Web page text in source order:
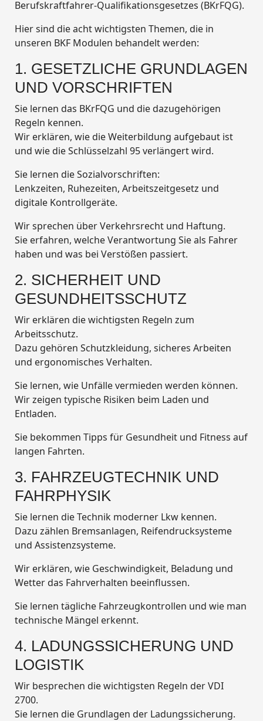
Berufskraftfahrer-Qualifikationsgesetzes (BKrFQG).
Hier sind die acht wichtigsten Themen, die in
unseren BKF Modulen behandelt werden:
1. GESETZLICHE GRUNDLAGEN
UND VORSCHRIFTEN
Sie lernen das BKrFQG und die dazugehörigen
Regeln kennen.
Wir erklären, wie die Weiterbildung aufgebaut ist
und wie die Schlüsselzahl 95 verlängert wird.
Sie lernen die Sozialvorschriften:
Lenkzeiten, Ruhezeiten, Arbeitszeitgesetz und
digitale Kontrollgeräte.
Wir sprechen über Verkehrsrecht und Haftung.
Sie erfahren, welche Verantwortung Sie als Fahrer
haben und was bei Verstößen passiert.
2. SICHERHEIT UND
GESUNDHEITSSCHUTZ
Wir erklären die wichtigsten Regeln zum
Arbeitsschutz.
Dazu gehören Schutzkleidung, sicheres Arbeiten
und ergonomisches Verhalten.
Sie lernen, wie Unfälle vermieden werden können.
Wir zeigen typische Risiken beim Laden und
Entladen.
Sie bekommen Tipps für Gesundheit und Fitness auf
langen Fahrten.
3. FAHRZEUGTECHNIK UND
FAHRPHYSIK
Sie lernen die Technik moderner Lkw kennen.
Dazu zählen Bremsanlagen, Reifendrucksysteme
und Assistenzsysteme.
Wir erklären, wie Geschwindigkeit, Beladung und
Wetter das Fahrverhalten beeinflussen.
Sie lernen tägliche Fahrzeugkontrollen und wie man
technische Mängel erkennt.
4. LADUNGSSICHERUNG UND
LOGISTIK
Wir besprechen die wichtigsten Regeln der VDI
2700.
Sie lernen die Grundlagen der Ladungssicherung.